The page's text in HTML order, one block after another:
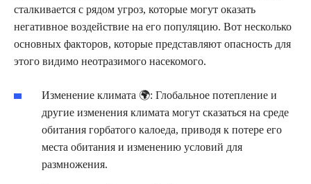
сталкивается с рядом угроз, которые могут оказать
негативное воздействие на его популяцию. Вот несколько
основных факторов, которые представляют опасность для
этого видимо неотразимого насекомого.
Изменение климата 🌍: Глобальное потепление и
другие изменения климата могут сказаться на среде
обитания горбатого калоеда, приводя к потере его
места обитания и изменению условий для
размножения.